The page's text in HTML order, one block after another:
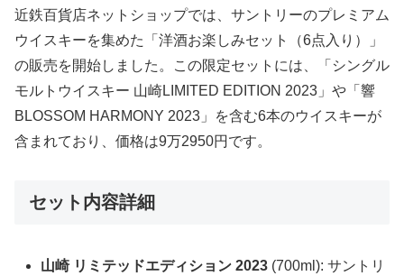
近鉄百貨店ネットショップでは、サントリーのプレミアム
ウイスキーを集めた「洋酒お楽しみセット（6点入り）」
の販売を開始しました。この限定セットには、「シングル
モルトウイスキー 山崎LIMITED EDITION 2023」や「響
BLOSSOM HARMONY 2023」を含む6本のウイスキーが
含まれており、価格は9万2950円です。
セット内容詳細
山崎 リミテッドエディション 2023 (700ml): サントリ